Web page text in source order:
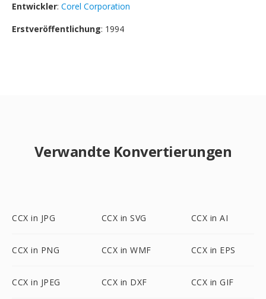
Entwickler: Corel Corporation
Erstveröffentlichung: 1994
Verwandte Konvertierungen
CCX in JPG CCX in SVG CCX in AI
CCX in PNG CCX in WMF CCX in EPS
CCX in JPEG CCX in DXF CCX in GIF